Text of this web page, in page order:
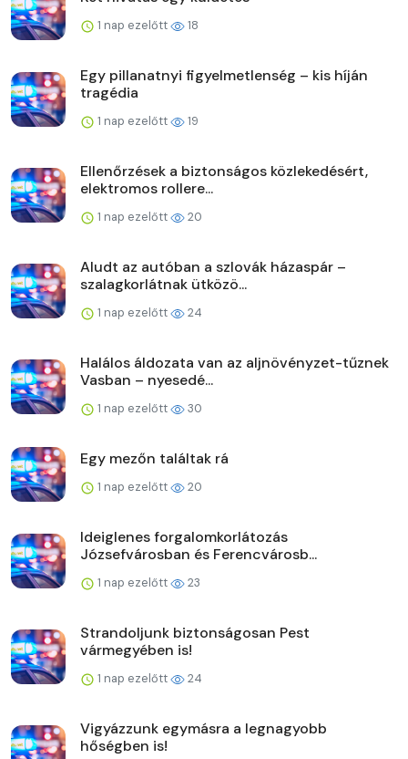
1 nap ezelőtt 18
Egy pillanatnyi figyelmetlenség – kis híján
tragédia
1 nap ezelőtt 19
Ellenőrzések a biztonságos közlekedésért,
elektromos rollere...
1 nap ezelőtt 20
Aludt az autóban a szlovák házaspár –
szalagkorlátnak ütközö...
1 nap ezelőtt 24
Halálos áldozata van az aljnövényzet-tűznek
Vasban – nyesedé...
1 nap ezelőtt 30
Egy mezőn találtak rá
1 nap ezelőtt 20
Ideiglenes forgalomkorlátozás
Józsefvárosban és Ferencvárosb...
1 nap ezelőtt 23
Strandoljunk biztonságosan Pest
vármegyében is!
1 nap ezelőtt 24
Vigyázzunk egymásra a legnagyobb
hőségben is!